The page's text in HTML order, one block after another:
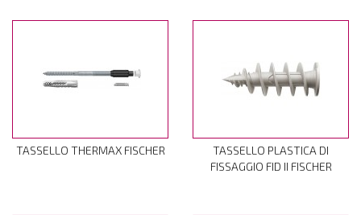
TASSELLO THERMAX FISCHER
TASSELLO PLASTICA DI
FISSAGGIO FID II FISCHER